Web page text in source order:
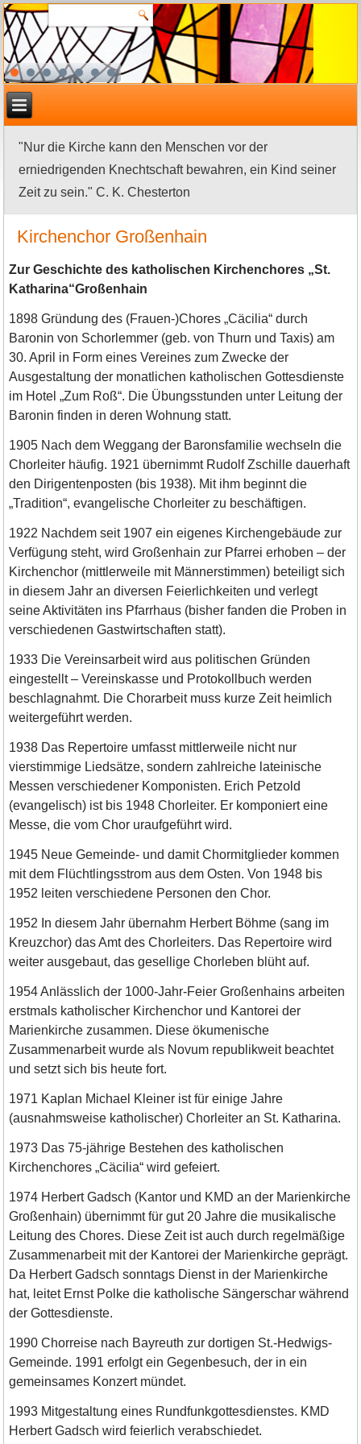
"Nur die Kirche kann den Menschen vor der
erniedrigenden Knechtschaft bewahren, ein Kind seiner
Zeit zu sein." C. K. Chesterton
Kirchenchor Großenhain
Zur Geschichte des katholischen Kirchenchores „St.
Katharina“Großenhain
1898 Gründung des (Frauen-)Chores „Cäcilia“ durch
Baronin von Schorlemmer (geb. von Thurn und Taxis) am
30. April in Form eines Vereines zum Zwecke der
Ausgestaltung der monatlichen katholischen Gottesdienste
im Hotel „Zum Roß“. Die Übungsstunden unter Leitung der
Baronin finden in deren Wohnung statt.
1905 Nach dem Weggang der Baronsfamilie wechseln die
Chorleiter häufig. 1921 übernimmt Rudolf Zschille dauerhaft
den Dirigentenposten (bis 1938). Mit ihm beginnt die
„Tradition“, evangelische Chorleiter zu beschäftigen.
1922 Nachdem seit 1907 ein eigenes Kirchengebäude zur
Verfügung steht, wird Großenhain zur Pfarrei erhoben – der
Kirchenchor (mittlerweile mit Männerstimmen) beteiligt sich
in diesem Jahr an diversen Feierlichkeiten und verlegt
seine Aktivitäten ins Pfarrhaus (bisher fanden die Proben in
verschiedenen Gastwirtschaften statt).
1933 Die Vereinsarbeit wird aus politischen Gründen
eingestellt – Vereinskasse und Protokollbuch werden
beschlagnahmt. Die Chorarbeit muss kurze Zeit heimlich
weitergeführt werden.
1938 Das Repertoire umfasst mittlerweile nicht nur
vierstimmige Liedsätze, sondern zahlreiche lateinische
Messen verschiedener Komponisten. Erich Petzold
(evangelisch) ist bis 1948 Chorleiter. Er komponiert eine
Messe, die vom Chor uraufgeführt wird.
1945 Neue Gemeinde- und damit Chormitglieder kommen
mit dem Flüchtlingsstrom aus dem Osten. Von 1948 bis
1952 leiten verschiedene Personen den Chor.
1952 In diesem Jahr übernahm Herbert Böhme (sang im
Kreuzchor) das Amt des Chorleiters. Das Repertoire wird
weiter ausgebaut, das gesellige Chorleben blüht auf.
1954 Anlässlich der 1000-Jahr-Feier Großenhains arbeiten
erstmals katholischer Kirchenchor und Kantorei der
Marienkirche zusammen. Diese ökumenische
Zusammenarbeit wurde als Novum republikweit beachtet
und setzt sich bis heute fort.
1971 Kaplan Michael Kleiner ist für einige Jahre
(ausnahmsweise katholischer) Chorleiter an St. Katharina.
1973 Das 75-jährige Bestehen des katholischen
Kirchenchores „Cäcilia“ wird gefeiert.
1974 Herbert Gadsch (Kantor und KMD an der Marienkirche
Großenhain) übernimmt für gut 20 Jahre die musikalische
Leitung des Chores. Diese Zeit ist auch durch regelmäßige
Zusammenarbeit mit der Kantorei der Marienkirche geprägt.
Da Herbert Gadsch sonntags Dienst in der Marienkirche
hat, leitet Ernst Polke die katholische Sängerschar während
der Gottesdienste.
1990 Chorreise nach Bayreuth zur dortigen St.-Hedwigs-
Gemeinde. 1991 erfolgt ein Gegenbesuch, der in ein
gemeinsames Konzert mündet.
1993 Mitgestaltung eines Rundfunkgottesdienstes. KMD
Herbert Gadsch wird feierlich verabschiedet.